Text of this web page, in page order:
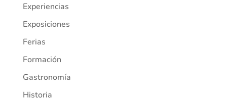
Experiencias
Exposiciones
Ferias
Formación
Gastronomía
Historia